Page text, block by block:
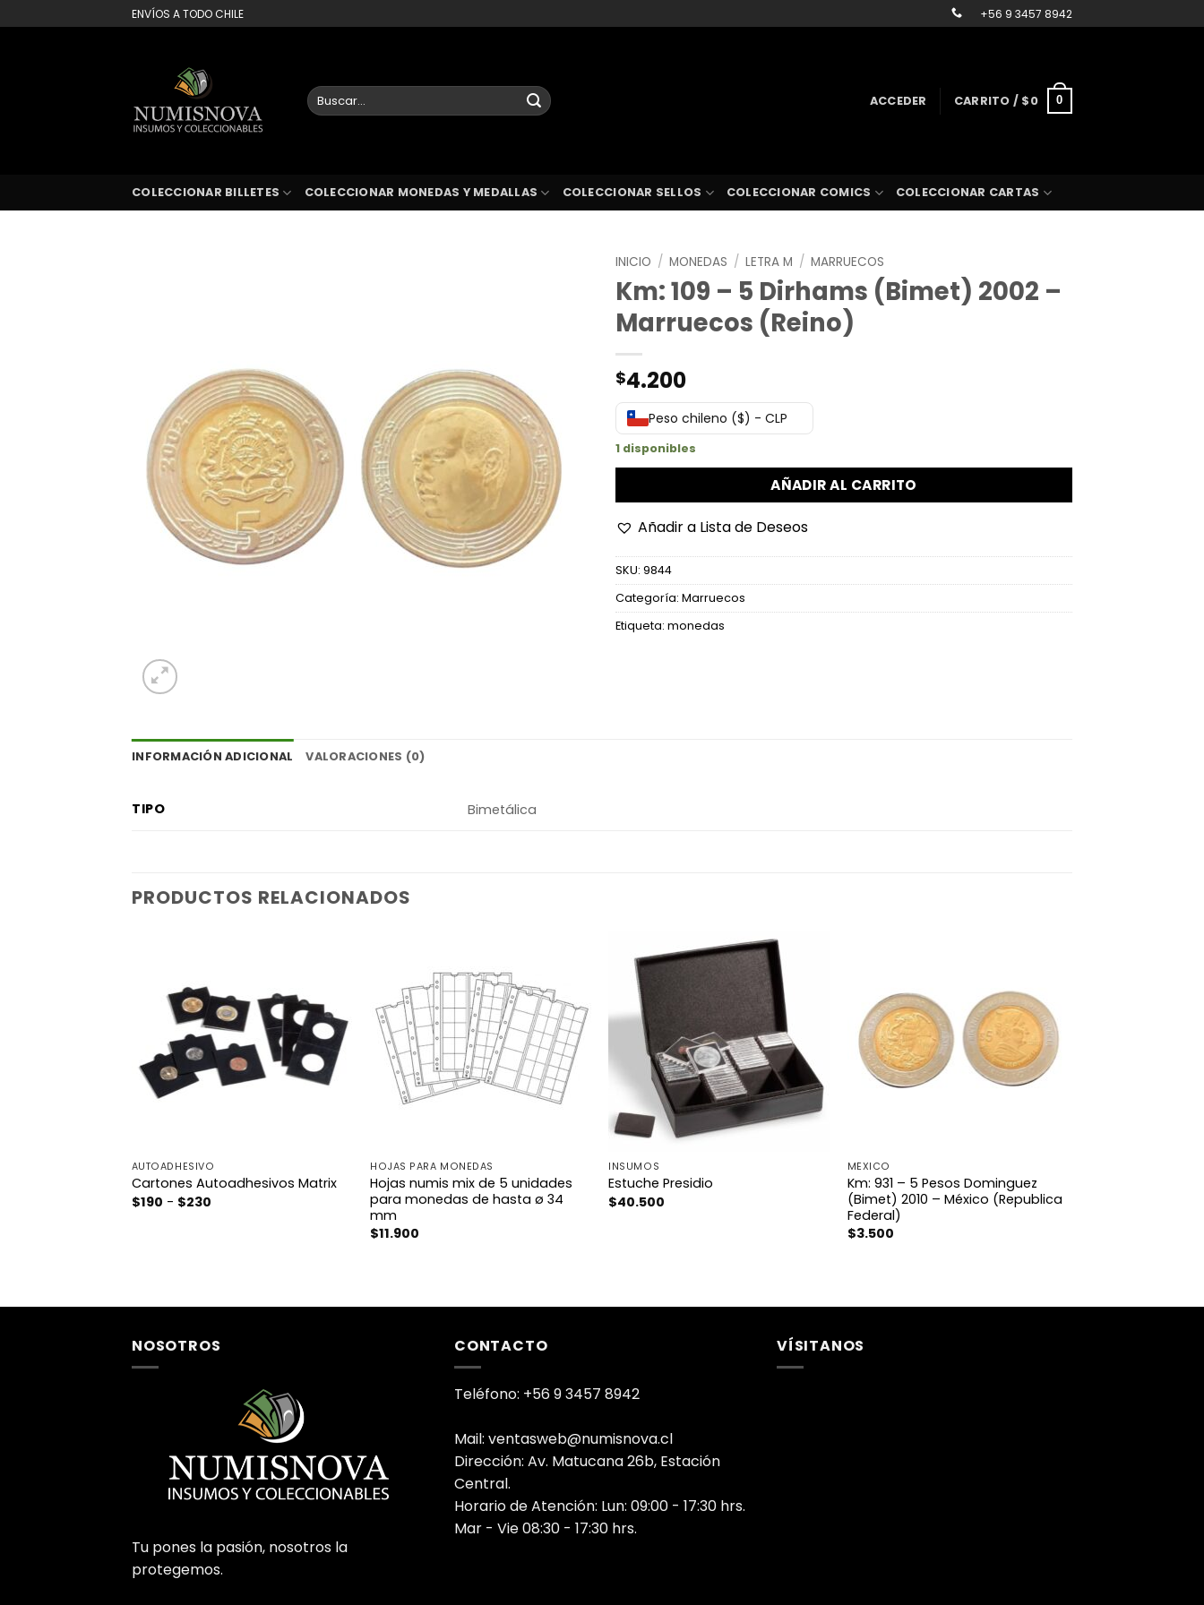
al
ENVÍOS A TODO CHILE +56 9 3457 8942
Buscar
por:
ACCEDER CARRITO / $0 0
COLECCIONAR BILLETES COLECCIONAR MONEDAS Y MEDALLAS COLECCIONAR SELLOS COLECCIONAR COMICS COLECCIONAR CARTAS
INICIO / MONEDAS / LETRA M / MARRUECOS
Km: 109 – 5 Dirhams (Bimet) 2002 –
Marruecos (Reino)
$4.200
Peso chileno ($) - CLP
1 disponibles
AÑADIR AL CARRITO
Añadir a Lista de Deseos
SKU: 9844
Categoría: Marruecos
Etiqueta: monedas
INFORMACIÓN ADICIONAL VALORACIONES (0)
TIPO Bimetálica
PRODUCTOS RELACIONADOS
AUTOADHESIVO
Cartones Autoadhesivos Matrix
$190 - $230Rango
HOJAS PARA MONEDAS
Hojas numis mix de 5 unidades
para monedas de hasta ø 34
mm
$11.900
INSUMOS
Estuche Presidio
$40.500
MÉXICO
Km: 931 – 5 Pesos Dominguez
(Bimet) 2010 – México (Republica
Federal)
$3.500
NOSOTROS
Tu pones la pasión, nosotros la
protegemos.
CONTACTO
Teléfono: +56 9 3457 8942
Mail: ventasweb@numisnova.cl
Dirección: Av. Matucana 26b, Estación
Central.
Horario de Atención: Lun: 09:00 - 17:30 hrs.
Mar - Vie 08:30 - 17:30 hrs.
VÍSITANOS